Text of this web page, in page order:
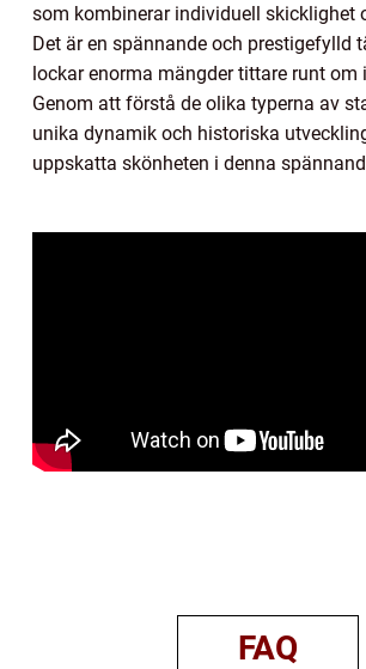
som kombinerar individuell skicklighet
Det är en spännande och prestigefylld
lockar enorma mängder tittare runt om
Genom att förstå de olika typerna av
unika dynamik och historiska
uppskatta skönheten i denna
FAQ